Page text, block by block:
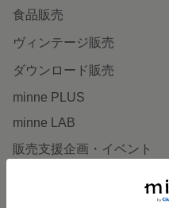
食品販売
ヴィンテージ販売
ダウンロード販売
minne PLUS
minne LAB
販売支援企画・イベント